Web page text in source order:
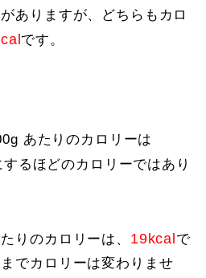
ありますが、どちらもカロ
です。
あたりのカロリーは
るほどのカロリーではあり
りのカロリーは、 19kcal で
でカロリーは変わりませ